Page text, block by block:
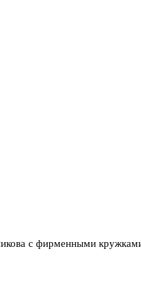
с фирменными